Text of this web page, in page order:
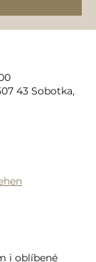
43 Sobotka,
i oblíbené